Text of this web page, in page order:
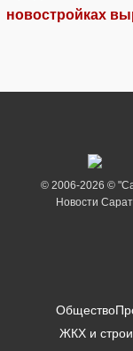
новостройках
© 2006-2026 ©
Новости
Общество
ЖКХ и